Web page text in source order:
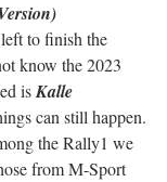
to finish the
know the 2023
is Kalle
can still happen.
the Rally1 we
from M-Sport